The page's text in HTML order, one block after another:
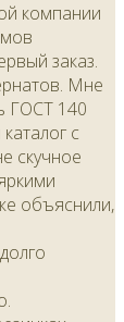
компании
заказ.
Мне
ГОСТ 140
с
скучное
объяснили,